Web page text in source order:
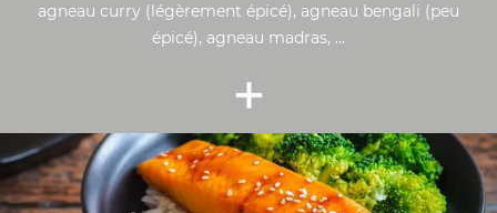
agneau curry (légèrement épicé), agneau bengali (peu
épicé), agneau madras, ...
+